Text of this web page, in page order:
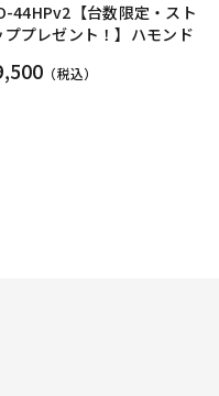
44HPv2【台数限定・スト
ププレゼント！】ハモンド
（税込）